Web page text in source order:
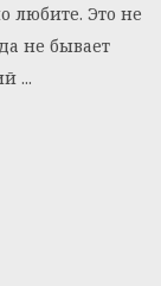
любите. Это не
не бывает
...